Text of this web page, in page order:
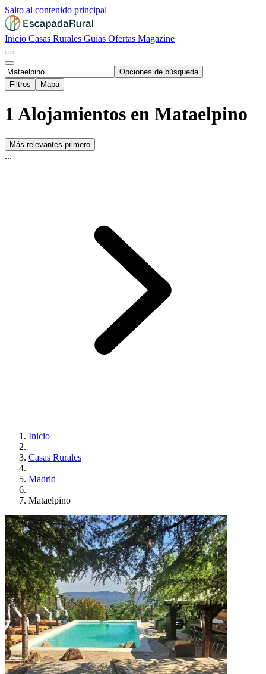
Salto al contenido principal
Inicio Casas Rurales Guías Ofertas Magazine
Opciones de búsqueda
Filtros
Mapa
1 Alojamientos en Mataelpino
Más relevantes primero
...
Inicio
Casas Rurales
Madrid
Mataelpino